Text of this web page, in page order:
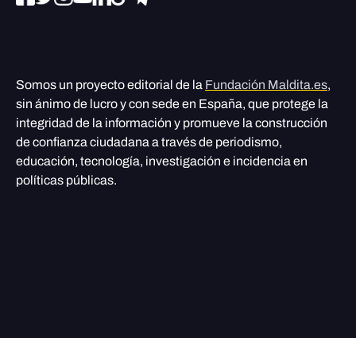
Somos un proyecto editorial de la Fundación Maldita.es,
sin ánimo de lucro y con sede en España, que protege la
integridad de la información y promueve la construcción
de confianza ciudadana a través de periodismo,
educación, tecnología, investigación e incidencia en
políticas públicas.